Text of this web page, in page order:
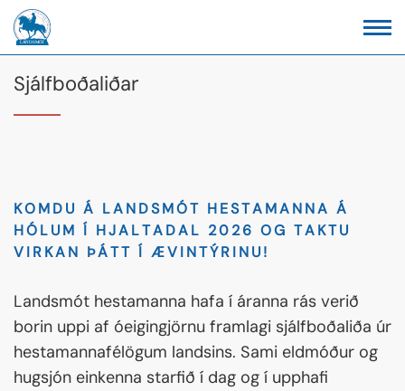
Sjálfboðaliðar
KOMDU Á LANDSMÓT HESTAMANNA Á
HÓLUM Í HJALTADAL 2026 OG TAKTU
VIRKAN ÞÁTT Í ÆVINTÝRINU!
Landsmót hestamanna hafa í áranna rás verið
borin uppi af óeigingjörnu framlagi sjálfboðaliða úr
hestamannafélögum landsins. Sami eldmóður og
hugsjón einkenna starfið í dag og í upphafi